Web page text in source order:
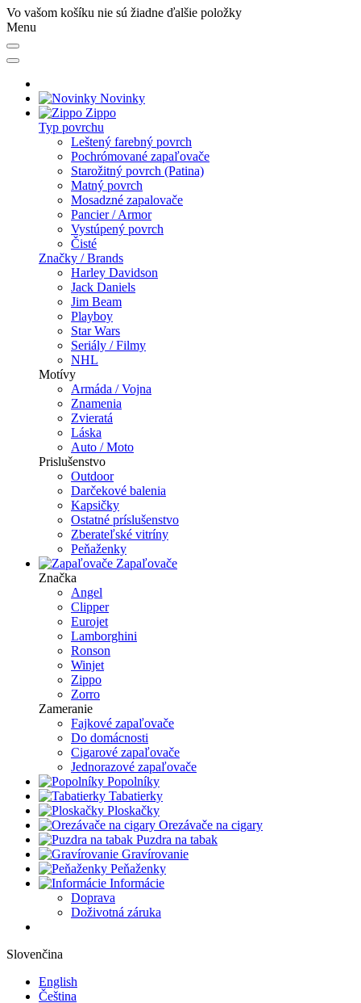
Vo vašom košíku nie sú žiadne ďalšie položky
Menu
Novinky
Zippo
Typ povrchu
Leštený farebný povrch
Pochrómované zapaľovače
Starožitný povrch (Patina)
Matný povrch
Mosadzné zapalovače
Pancier / Armor
Vystúpený povrch
Čisté
Značky / Brands
Harley Davidson
Jack Daniels
Jim Beam
Playboy
Star Wars
Seriály / Filmy
NHL
Motívy
Armáda / Vojna
Znamenia
Zvieratá
Láska
Auto / Moto
Prislušenstvo
Outdoor
Darčekové balenia
Kapsičky
Ostatné príslušenstvo
Zberateľské vitríny
Peňaženky
Zapaľovače
Značka
Angel
Clipper
Eurojet
Lamborghini
Ronson
Winjet
Zippo
Zorro
Zameranie
Fajkové zapaľovače
Do domácnosti
Cigarové zapaľovače
Jednorazové zapaľovače
Popolníky
Tabatierky
Ploskačky
Orezávače na cigary
Puzdra na tabak
Gravírovanie
Peňaženky
Informácie
Doprava
Doživotná záruka
Slovenčina
English
Čeština